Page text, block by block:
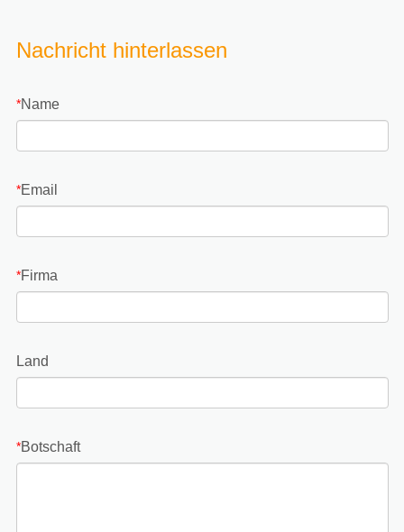
Nachricht hinterlassen
*Name
*Email
*Firma
Land
*Botschaft